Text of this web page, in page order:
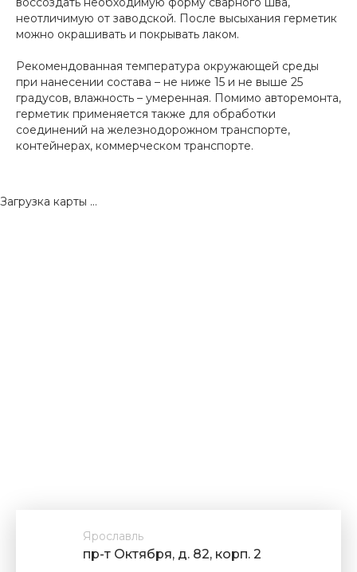
неотличимую от заводской. После высыхания герметик
можно окрашивать и покрывать лаком.
Рекомендованная температура окружающей среды
при нанесении состава – не ниже 15 и не выше 25
градусов, влажность – умеренная. Помимо авторемонта,
герметик применяется также для обработки
соединений на железнодорожном транспорте,
контейнерах, коммерческом транспорте.
Загрузка карты ...
Ярославль
пр-т Октября, д. 82, корп. 2